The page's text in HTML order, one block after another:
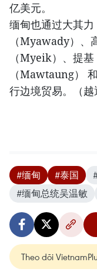
亿美元。
缅甸也通过大其
（Myawady）
（Myeik）、提
（Mawtaung）
行边境贸易。（
#缅甸 #泰国
#缅甸总统吴温敏
Theo dõi